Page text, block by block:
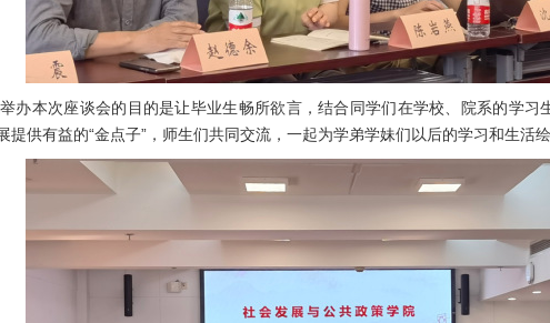
办本次座谈会的目的是让毕业生畅所欲言，结合同学们在学校、院系的学
供有益的“金点子”，师生们共同交流，一起为学弟学妹们以后的学习和生活